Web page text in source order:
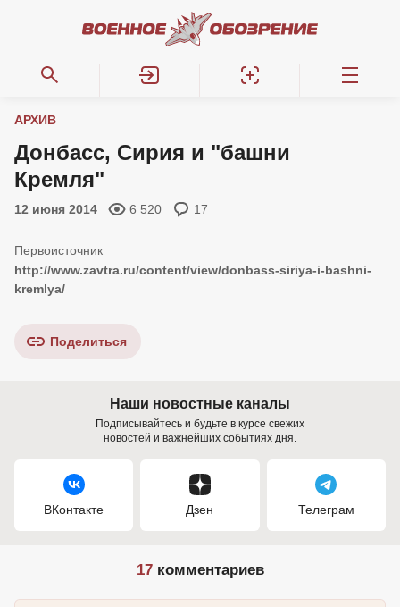
АРХИВ
Донбасс, Сирия и "башни
Кремля"
12 июня 2014 6 520 17
http://www.zavtra.ru/content/view/donbass-siriya-i-bashni-
kremlya/
Поделиться
Наши новостные каналы
Подписывайтесь и будьте в курсе свежих
новостей и важнейших событиях дня.
ВКонтакте Дзен Телеграм
17комментариев